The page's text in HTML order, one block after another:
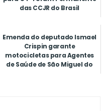
das CCJR do Brasil
Emenda do deputado Ismael
Crispin garante
motocicletas para Agentes
de Saúde de São Miguel do